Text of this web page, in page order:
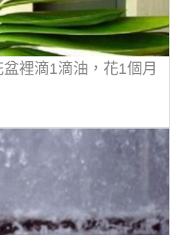
裡滴1滴油，花1個月